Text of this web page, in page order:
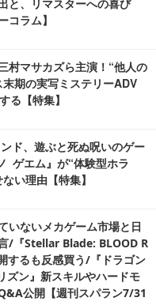
と、リマスターへの喜び
コラム】
村マサカズら主演！“他人の
期の実写ミステリーADV
る【特集】
ド、遊ぶと死ぬ呪いのゲー
ゲエム』が“体験型ホラ
い理由【特集】
いないメカゲーム市場と日
/『Stellar Blade: BLOOD R
するも反感買う/『ドラゴン
ズン』新スキルやハードモ
公開【週刊スパラン7/31